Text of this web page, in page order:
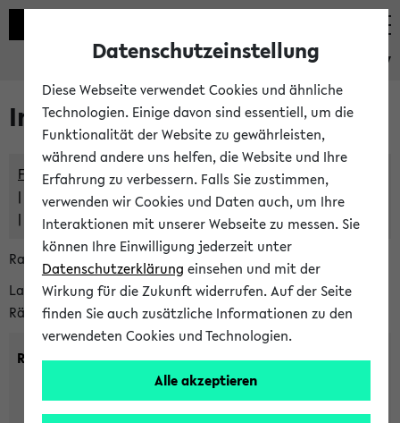
eKVV
Im eKVV verwaltete Räume
Freie Räume und Veranstaltungsüberschneidungen
Raumüberschneidungen
Hinweise der zentralen Raumvergabe
Raumanfragen:
raumvergabe@uni-bielefeld.de
Lassen Sie sich alle Räume anzeigen oder suchen Sie nach
Räumen mit bestimmten Eigenschaften:
Raumkriterien:
Datenschutzeinstellung
Diese Webseite verwendet Cookies und ähnliche
Technologien. Einige davon sind essentiell, um die
Funktionalität der Website zu gewährleisten,
während andere uns helfen, die Website und Ihre
Erfahrung zu verbessern. Falls Sie zustimmen,
verwenden wir Cookies und Daten auch, um Ihre
Interaktionen mit unserer Webseite zu messen. Sie
können Ihre Einwilligung jederzeit unter
Datenschutzerklärung einsehen und mit der
Wirkung für die Zukunft widerrufen. Auf der Seite
finden Sie auch zusätzliche Informationen zu den
verwendeten Cookies und Technologien.
Alle akzeptieren